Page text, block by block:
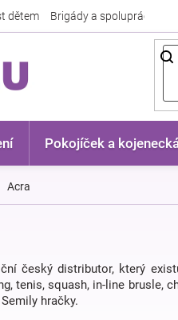
dětem Brigády a spolupráce
Pokojíček a
Acra
český distributor, který
tenis, squash, in-line
hračky.